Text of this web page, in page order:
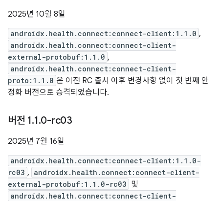
2025년 10월 8일
androidx.health.connect:connect-client:1.1.0 ,
androidx.health.connect:connect-client-
external-protobuf:1.1.0 ,
androidx.health.connect:connect-client-
proto:1.1.0 은 이전 RC 출시 이후 변경사항 없이 첫 번째 안
정화 버전으로 승격되었습니다.
버전 1.1.0-rc03
2025년 7월 16일
androidx.health.connect:connect-client:1.1.0-
rc03 , androidx.health.connect:connect-client-
external-protobuf:1.1.0-rc03 및
androidx.health.connect:connect-client-